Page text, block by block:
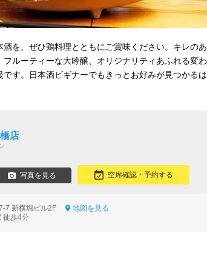
を、ぜひ鶏料理とともにご賞味ください。キレのあ
ルーティーな大吟醸、オリジナリティあふれる変わ
す。日本酒ビギナーでもきっとお好みが見つかるは
店
写真を見る 空席確認・予約する
7 新横堀ビル2F
地図を見る
徒歩4分